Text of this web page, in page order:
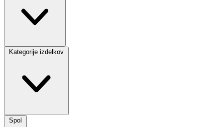
Kategorije izdelkov
Spol